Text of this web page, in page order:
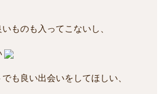
ものも入ってこないし、
も良い出会いをしてほしい、